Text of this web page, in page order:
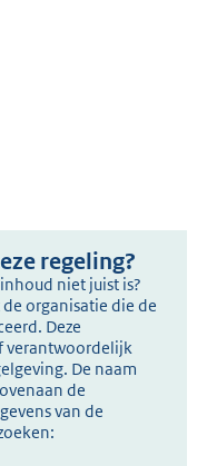
regeling?
niet juist is?
organisatie die de
Deze
verantwoordelijk
De naam
de
van de